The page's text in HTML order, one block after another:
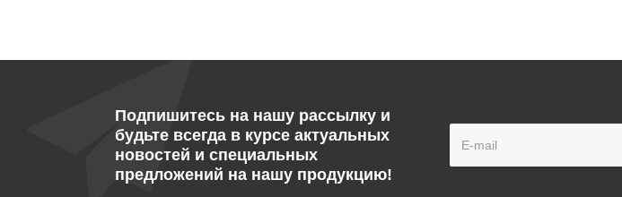
Подпишитесь на нашу рассылку и
будьте всегда в курсе актуальных
новостей и специальных
предложений на нашу продукцию!